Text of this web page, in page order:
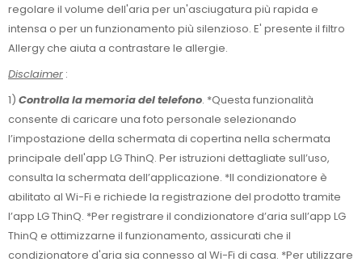
regolare il volume dell'aria per un'asciugatura più rapida e
intensa o per un funzionamento più silenzioso. E' presente il filtro
Allergy che aiuta a contrastare le allergie.
Disclaimer :
1) Controlla la memoria del telefono. *Questa funzionalità
consente di caricare una foto personale selezionando
l’impostazione della schermata di copertina nella schermata
principale dell'app LG ThinQ. Per istruzioni dettagliate sull’uso,
consulta la schermata dell’applicazione. *Il condizionatore è
abilitato al Wi-Fi e richiede la registrazione del prodotto tramite
l’app LG ThinQ. *Per registrare il condizionatore d’aria sull’app LG
ThinQ e ottimizzarne il funzionamento, assicurati che il
condizionatore d'aria sia connesso al Wi-Fi di casa. *Per utilizzare